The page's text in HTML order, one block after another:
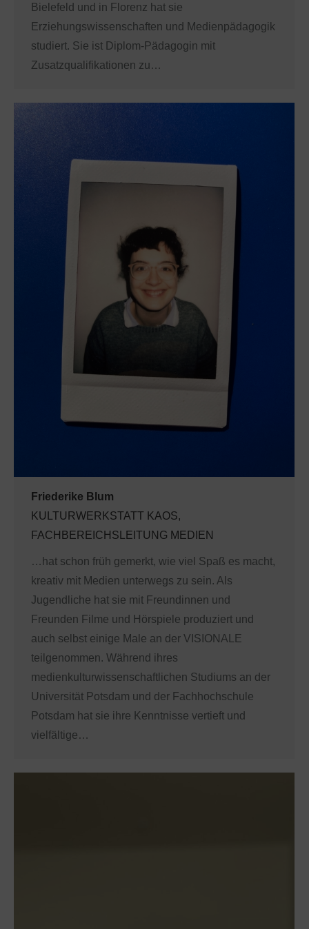
Bielefeld und in Florenz hat sie
Erziehungswissenschaften und Medienpädagogik
studiert. Sie ist Diplom-Pädagogin mit
Zusatzqualifikationen zu…
Friederike Blum
KULTURWERKSTATT KAOS,
FACHBEREICHSLEITUNG MEDIEN
…hat schon früh gemerkt, wie viel Spaß es macht,
kreativ mit Medien unterwegs zu sein. Als
Jugendliche hat sie mit Freundinnen und
Freunden Filme und Hörspiele produziert und
auch selbst einige Male an der VISIONALE
teilgenommen. Während ihres
medienkulturwissenschaftlichen Studiums an der
Universität Potsdam und der Fachhochschule
Potsdam hat sie ihre Kenntnisse vertieft und
vielfältige…